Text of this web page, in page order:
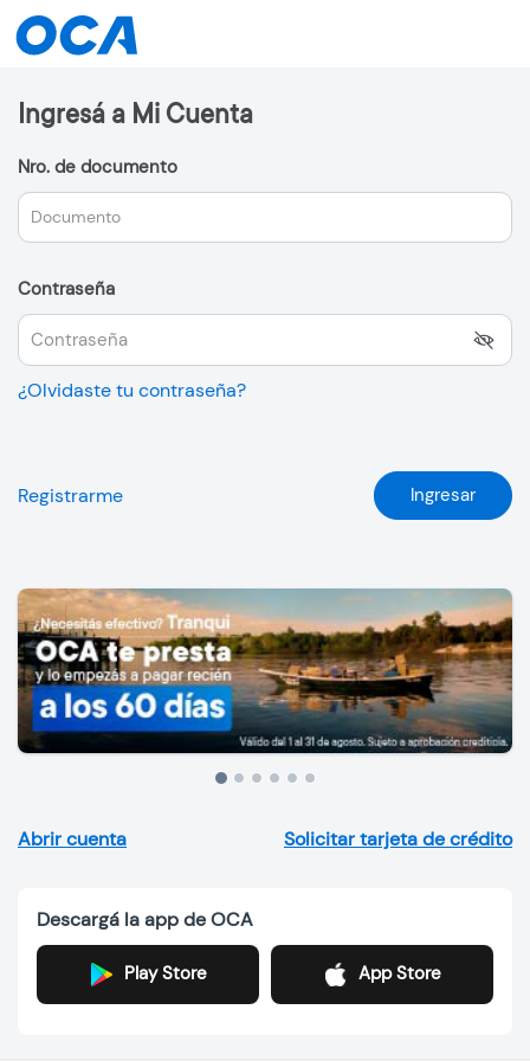
Ingresá a Mi Cuenta
Nro. de documento
Contraseña
¿Olvidaste tu contraseña?
Registrarme Ingresar
Abrir cuenta Solicitar tarjeta de crédito
Descargá la app de OCA
Play Store App Store